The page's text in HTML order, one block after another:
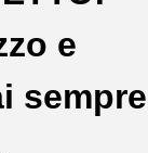
e
sempre